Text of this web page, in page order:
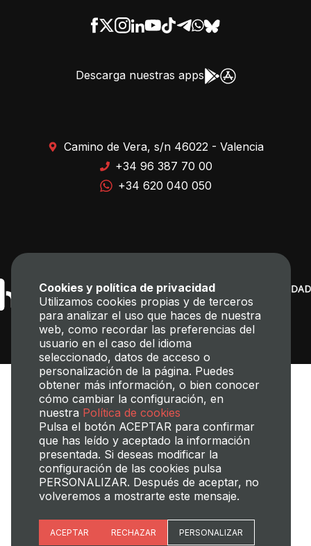
Descarga nuestras apps
Camino de Vera, s/n 46022 - Valencia
+34 96 387 70 00
+34 620 040 050
TransparenciaPerfil del contratanteMapa web
Política de cookiesPolítica de privacidadGestión de Cookies
Cookies y política de privacidad
Utilizamos cookies propias y de terceros
para analizar el uso que haces de nuestra
web, como recordar las preferencias del
usuario en el caso del idioma
seleccionado, datos de acceso o
personalización de la página. Puedes
obtener más información, o bien conocer
cómo cambiar la configuración, en
nuestra Política de cookies
Pulsa el botón ACEPTAR para confirmar
que has leído y aceptado la información
presentada. Si deseas modificar la
configuración de las cookies pulsa
PERSONALIZAR. Después de aceptar, no
volveremos a mostrarte este mensaje.
Esenciales
ACEPTAR RECHAZAR PERSONALIZAR